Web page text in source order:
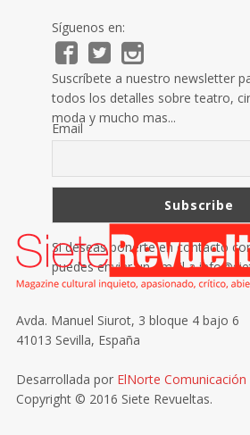
Síguenos en:
Suscríbete a nuestro newsletter
todos los detalles sobre teatro,
moda y mucho mas...
Email
Si deseas ponerte en contacto
puedes enviar un email a
Avda. Manuel Siurot, 3 bloque 4 bajo 6
41013 Sevilla, España
Desarrollada por ElNorte Comunicación
Copyright © 2016 Siete Revueltas.